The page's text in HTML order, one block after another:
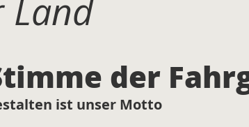
Land
der
ist unser Motto